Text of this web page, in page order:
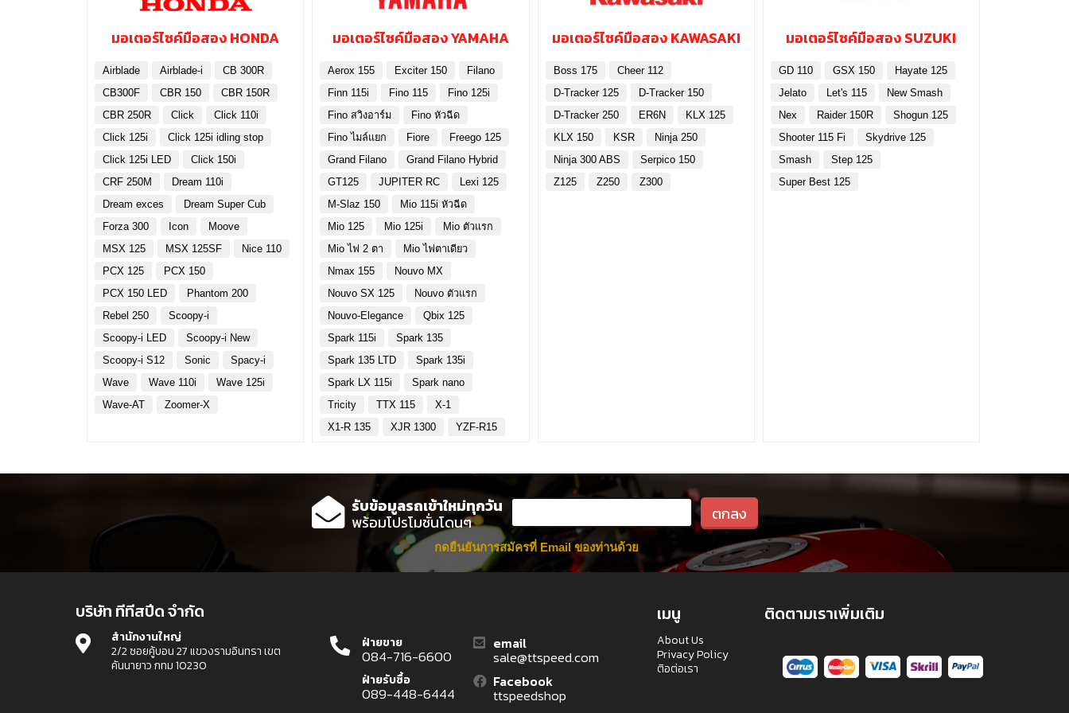
มอเตอร์ไซค์มือสอง HONDA
Airblade Airblade-i
CB 300R
CB300F
CBR 150
CBR 150R
CBR 250R
Click
Click 110i
Click 125i
Click 125i idling stop
Click 125i LED
Click 150i
CRF 250M
Dream 110i
Dream exces
Dream Super Cub
Forza 300
Icon
Moove
MSX 125
MSX 125SF
Nice 110
PCX 125
PCX 150
PCX 150 LED
Phantom 200
Rebel 250
Scoopy-i
Scoopy-i LED
Scoopy-i New
Scoopy-i S12
Sonic
Spacy-i
Wave
Wave 110i
Wave 125i
Wave-AT
Zoomer-X
มอเตอร์ไซค์มือสอง YAMAHA
Aerox 155 Exciter 150
Filano
Finn 115i
Fino 115
Fino 125i
Fino สวิงอาร์ม
Fino หัวฉีด
Fino ไมล์แยก
Fiore
Freego 125
Grand Filano
Grand Filano Hybrid
GT125
JUPITER RC
Lexi 125
M-Slaz 150
Mio 115i หัวฉีด
Mio 125
Mio 125i
Mio ตัวแรก
Mio ไฟ 2 ตา
Mio ไฟตาเดียว
Nmax 155
Nouvo MX
Nouvo SX 125
Nouvo ตัวแรก
Nouvo-Elegance
Qbix 125
Spark 115i
Spark 135
Spark 135 LTD
Spark 135i
Spark LX 115i
Spark nano
Tricity
TTX 115
X-1
X1-R 135
XJR 1300 YZF-R15
มอเตอร์ไซค์มือสอง KAWASAKI
Boss 175
Cheer 112
D-Tracker 125
D-Tracker 150
D-Tracker 250
ER6N
KLX 125
KLX 150
KSR
Ninja 250
Ninja 300 ABS
Serpico 150
Z125
Z250 Z300
มอเตอร์ไซค์มือสอง SUZUKI
GD 110 GSX 150
Hayate 125
Jelato
Let's 115
New Smash
Nex
Raider 150R
Shogun 125
Shooter 115 Fi
Skydrive 125
Smash
Step 125
Super Best 125
รับข้อมูลรถเข้าใหม่ทุกวัน
พร้อมโปรโมชั่นโดนๆ
กดยืนยันการสมัครที่ Email ของท่านด้วย
บริษัท ทีทีสปีด จำกัด
สำนักงานใหญ่
2/2 ซอยคู้บอน 27 แขวงรามอินทรา เขต
คันนายาว กทม 10230
ฝ่ายขาย
084-716-6600
ฝ่ายรับซื้อ
089-448-6444
email
sale@ttspeed.com
Facebook
ttspeedshop
เมนู
About Us
Privacy Policy
ติอต่อเรา
ติดตามเราเพิ่มเติม